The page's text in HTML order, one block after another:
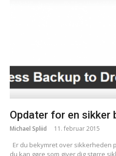
Opdater for en sikker
Michael Spliid 11. februar 2015
Er du bekymret over sikkerheden
du kan gøre som giver dig større